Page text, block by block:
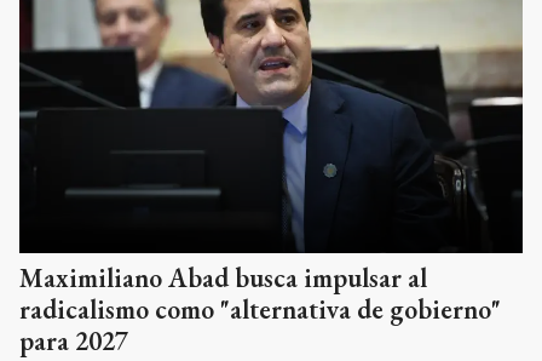
Maximiliano Abad busca impulsar al
radicalismo como "alternativa de gobierno"
para 2027